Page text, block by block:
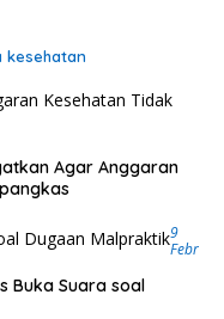
kesehatan
Agar Anggaran
9
Febr
Buka Suara soal